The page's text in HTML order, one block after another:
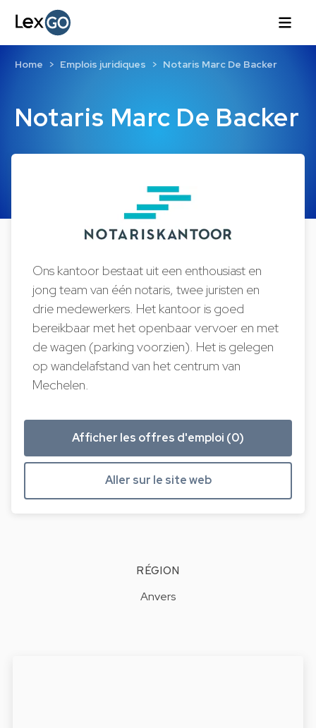
Notaris Marc De Backer
Home Emplois juridiques Notaris Marc De Backer
Ons kantoor bestaat uit een enthousiast en
jong team van één notaris, twee juristen en
drie medewerkers. Het kantoor is goed
bereikbaar met het openbaar vervoer en met
de wagen (parking voorzien). Het is gelegen
op wandelafstand van het centrum van
Mechelen.
Afficher les offres d'emploi (0)
Aller sur le site web
RÉGION
Anvers